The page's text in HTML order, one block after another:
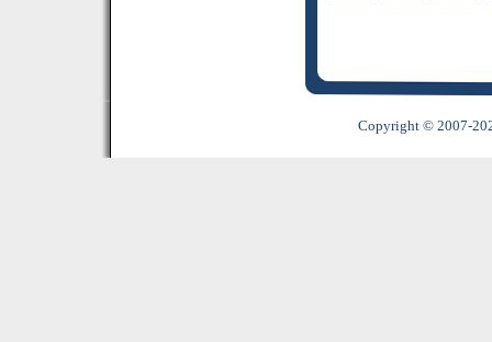
Copyright © 2007-